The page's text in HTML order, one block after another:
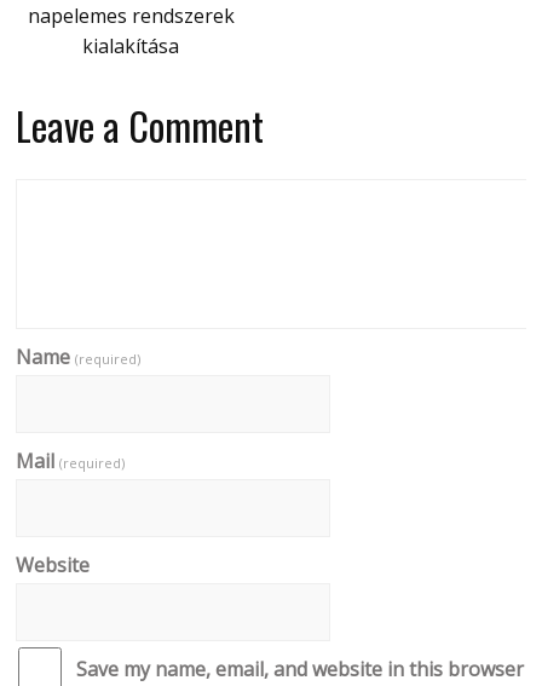
napelemes rendszerek
kialakítása
Leave a Comment
Name(required)
Mail(required)
Website
Save my name, email, and website in this browser